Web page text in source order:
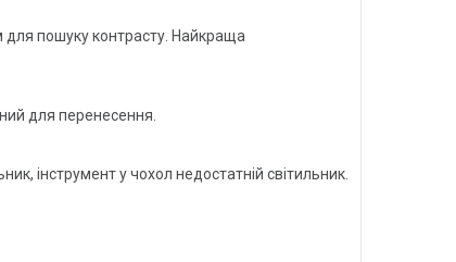
для пошуку контрасту. Найкраща
для перенесення.
інструмент у чохол недостатній світильник.